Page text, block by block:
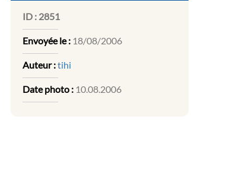
ID : 2851
Envoyée le : 18/08/2006
Auteur :tihi
Date photo : 10.08.2006